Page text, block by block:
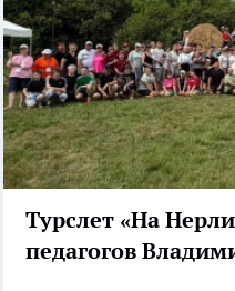
Турслет «На
педагогов